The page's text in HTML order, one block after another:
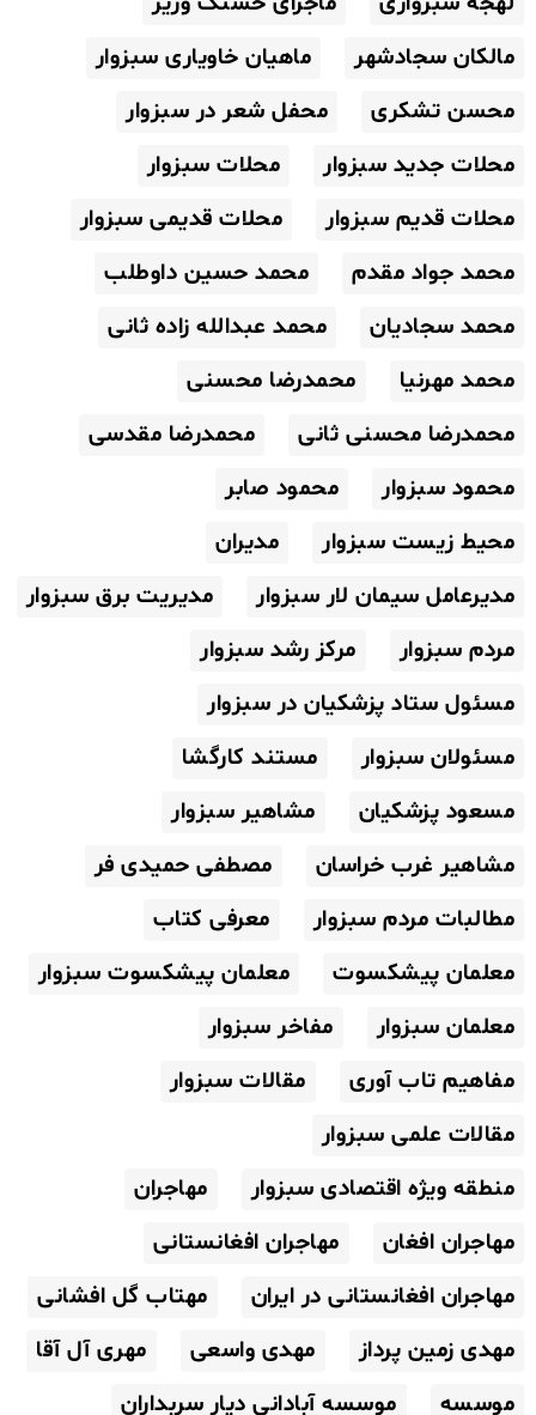
مالکان سجادشهر
ماهیان خاویاری سبزوار
محسن تشکری
محفل شعر در سبزوار
محلات جدید سبزوار
محلات سبزوار
محلات قدیم سبزوار
محلات قدیمی سبزوار
محمد جواد مقدم
محمد حسین داوطلب
محمد سجادیان
محمد عبدالله زاده ثانی
محمد مهرنیا
محمدرضا محسنی
محمدرضا محسنی ثانی
محمدرضا مقدسی
محمود سبزوار
محمود صابر
محیط زیست سبزوار
مدیران
مدیرعامل سیمان لار سبزوار
مدیریت برق سبزوار
مردم سبزوار
مرکز رشد سبزوار
مسئول ستاد پزشکیان در سبزوار
مسئولان سبزوار
مستند کارگشا
مسعود پزشکیان
مشاهیر سبزوار
مشاهیر غرب خراسان
مصطفی حمیدی فر
مطالبات مردم سبزوار
معرفی کتاب
معلمان پیشکسوت
معلمان پیشکسوت سبزوار
معلمان سبزوار
مفاخر سبزوار
مفاهیم تاب آوری
مقالات سبزوار
مقالات علمی سبزوار
منطقه ویژه اقتصادی سبزوار
مهاجران
مهاجران افغان
مهاجران افغانستانی
مهاجران افغانستانی در ایران
مهتاب گل افشانی
مهدی زمین پرداز
مهدی واسعی
مهری آل آقا
موسسه
موسسه آبادانی دیار سربداران